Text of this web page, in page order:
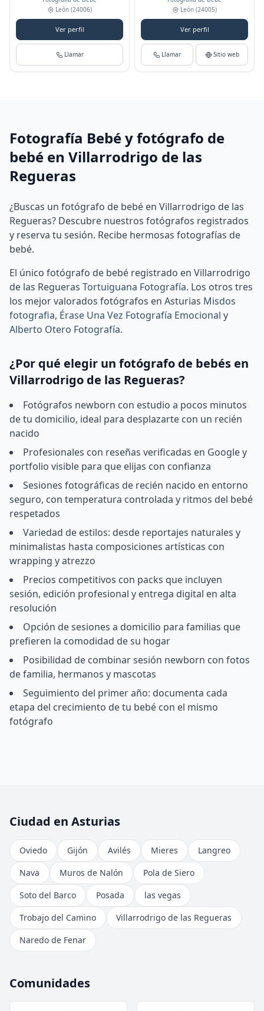
León (24006)
Ver perfil
Llamar
León (24005)
Ver perfil
Llamar Sitio web
Fotografía Bebé y fotógrafo de
bebé en Villarrodrigo de las
Regueras
¿Buscas un fotógrafo de bebé en Villarrodrigo de las
Regueras? Descubre nuestros fotógrafos registrados
y reserva tu sesión. Recibe hermosas fotografías de
bebé.
El único fotógrafo de bebé registrado en Villarrodrigo
de las Regueras Tortuiguana Fotografía. Los otros tres
los mejor valorados fotógrafos en Asturias Misdos
fotografia, Érase Una Vez Fotografía Emocional y
Alberto Otero Fotografía.
¿Por qué elegir un fotógrafo de bebés en
Villarrodrigo de las Regueras?
Fotógrafos newborn con estudio a pocos minutos
de tu domicilio, ideal para desplazarte con un recién
nacido
Profesionales con reseñas verificadas en Google y
portfolio visible para que elijas con confianza
Sesiones fotográficas de recién nacido en entorno
seguro, con temperatura controlada y ritmos del bebé
respetados
Variedad de estilos: desde reportajes naturales y
minimalistas hasta composiciones artísticas con
wrapping y atrezzo
Precios competitivos con packs que incluyen
sesión, edición profesional y entrega digital en alta
resolución
Opción de sesiones a domicilio para familias que
prefieren la comodidad de su hogar
Posibilidad de combinar sesión newborn con fotos
de familia, hermanos y mascotas
Seguimiento del primer año: documenta cada
etapa del crecimiento de tu bebé con el mismo
fotógrafo
Ciudad en Asturias
Oviedo Gijón Avilés Mieres
Langreo
Nava
Muros de Nalón
Pola de Siero
Soto del Barco
Posada
las vegas
Trobajo del Camino
Villarrodrigo de las Regueras
Naredo de Fenar
Comunidades